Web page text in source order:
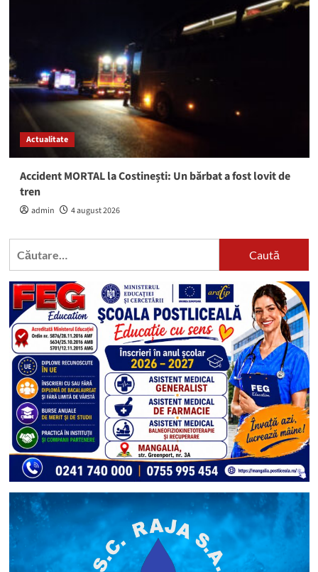
Actualitate
Accident MORTAL la Costinești: Un bărbat a fost lovit de
tren
admin 4 august 2026
Caută